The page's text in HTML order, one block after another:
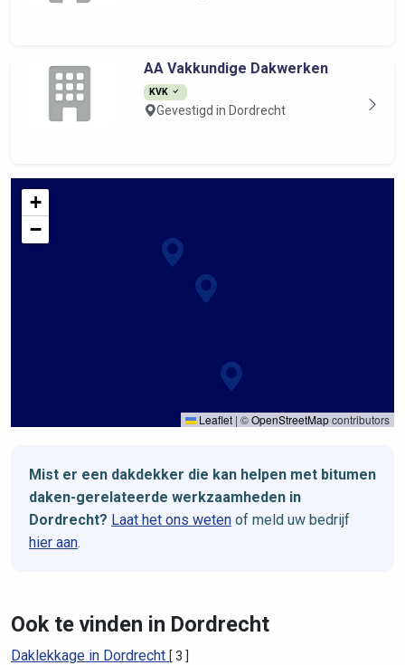
AA Vakkundige Dakwerken
KVK
Gevestigd in Dordrecht
+
−
Leaflet | ©OpenStreetMapcontributors
Mist er een dakdekker die kan helpen met bitumen
daken-gerelateerde werkzaamheden in
Dordrecht? Laat het ons weten of meld uw bedrijf
hier aan.
Ook te vinden in Dordrecht
Daklekkage in Dordrecht [ 3 ]